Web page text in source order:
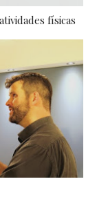
físicas